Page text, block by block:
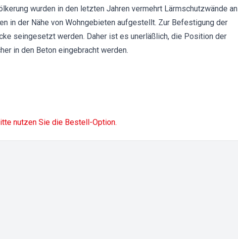
wurden in den letzten Jahren vermehrt Lärmschutzwände an
in der Nähe von Wohngebieten aufgestellt. Zur Befestigung der
seingesetzt werden. Daher ist es unerläßlich, die Position der
in den Beton eingebracht werden.
nutzen Sie die Bestell-Option.